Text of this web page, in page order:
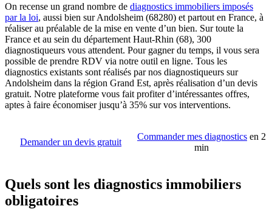
On recense un grand nombre de diagnostics immobiliers imposés
par la loi, aussi bien sur Andolsheim (68280) et partout en France, à
réaliser au préalable de la mise en vente d’un bien. Sur toute la
France et au sein du département Haut-Rhin (68), 300
diagnostiqueurs vous attendent. Pour gagner du temps, il vous sera
possible de prendre RDV via notre outil en ligne. Tous les
diagnostics existants sont réalisés par nos diagnostiqueurs sur
Andolsheim dans la région Grand Est, après réalisation d’un devis
gratuit. Notre plateforme vous fait profiter d’intéressantes offres,
aptes à faire économiser jusqu’à 35% sur vos interventions.
Demander un devis gratuit
Commander mes diagnostics en 2
min
Quels sont les diagnostics immobiliers
obligatoires